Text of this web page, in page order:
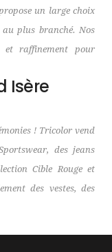
un large choix
plus branché. Nos
et raffinement pour
Isère
! Tricolor vend
des jeans
Cible Rouge et
des vestes, des